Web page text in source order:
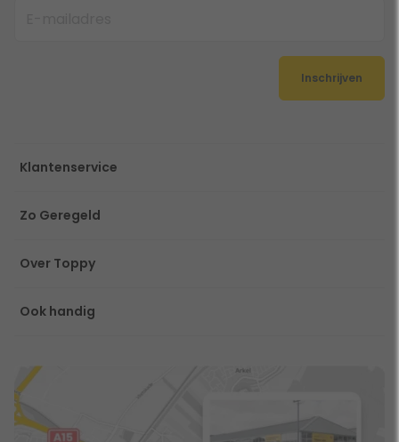
Inschrijven
Klantenservice
Zo Geregeld
Over Toppy
Ook handig